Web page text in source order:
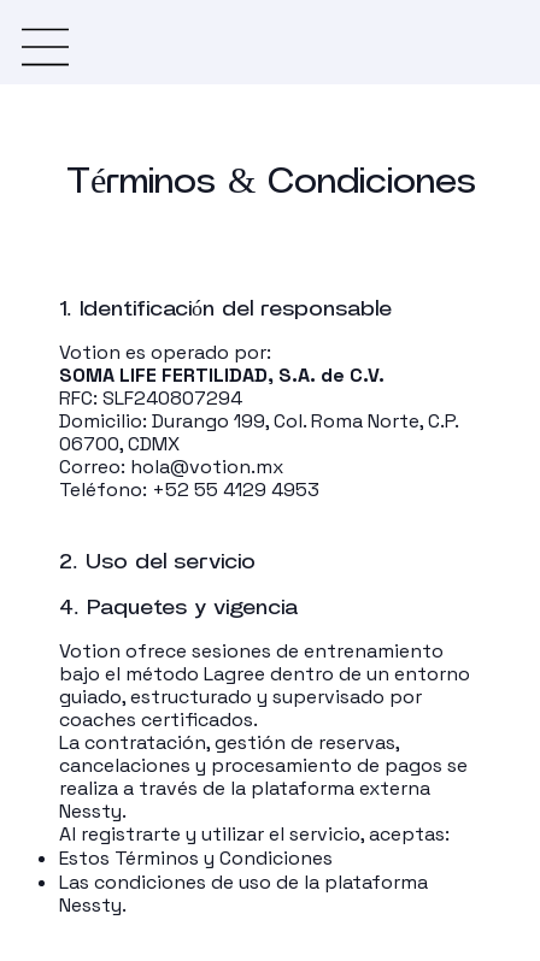
Términos & Condiciones
1. Identificación del responsable
Votion es operado por:
SOMA LIFE FERTILIDAD, S.A. de C.V.
RFC: SLF240807294
Domicilio: Durango 199, Col. Roma Norte, C.P.
06700, CDMX
Correo: hola@votion.mx
Teléfono: +52 55 4129 4953
2. Uso del servicio
Votion ofrece sesiones de entrenamiento
bajo el método Lagree dentro de un entorno
guiado, estructurado y supervisado por
coaches certificados.
La contratación, gestión de reservas,
cancelaciones y procesamiento de pagos se
realiza a través de la plataforma externa
Nessty.
Al registrarte y utilizar el servicio, aceptas:
Estos Términos y Condiciones
Las condiciones de uso de la plataforma
Nessty.
4. Paquetes y vigencia